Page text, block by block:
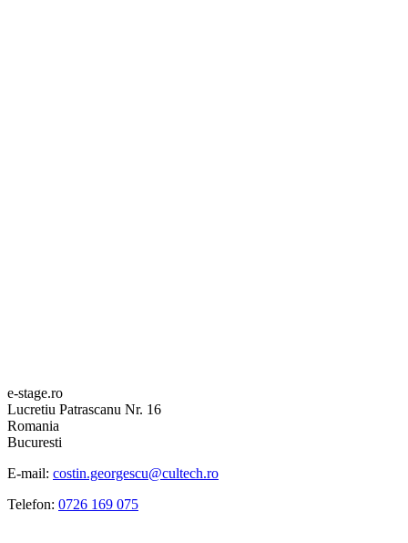
e-stage.ro
Lucretiu Patrascanu Nr. 16
Romania
Bucuresti
E-mail: costin.georgescu@cultech.ro
Telefon: 0726 169 075